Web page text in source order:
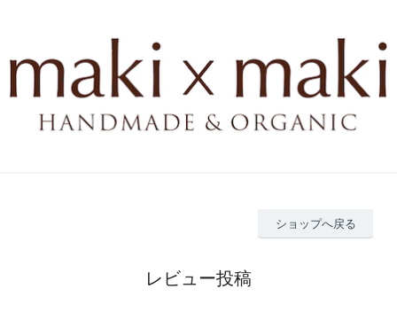
ショップへ戻る
レビュー投稿